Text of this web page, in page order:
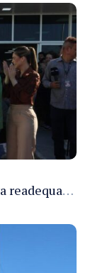
Governador Roberto Cidade entrega readequação do ambulatório da FCecon e amplia capacidade de atendimento oncológico em Manaus